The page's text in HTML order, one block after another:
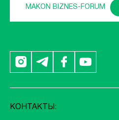
MAKON BIZNES-FORUM
КОНТАКТЫ: